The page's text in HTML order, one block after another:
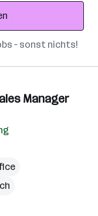
– sonst nichts!
Manager